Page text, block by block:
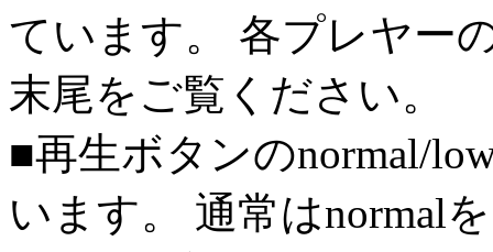
ています。 各プレヤー
末尾をご覧ください。
■再生ボタンのnormal/
います。 通常はnormal